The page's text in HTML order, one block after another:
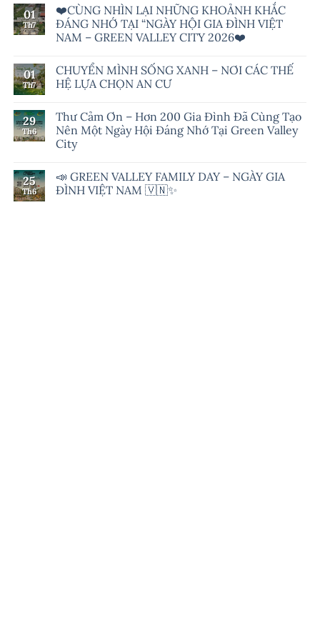
01
Th7
❤️CÙNG NHÌN LẠI NHỮNG KHOẢNH KHẮC
ĐÁNG NHỚ TẠI “NGÀY HỘI GIA ĐÌNH VIỆT
NAM – GREEN VALLEY CITY 2026❤️
01
Th7
CHUYỂN MÌNH SỐNG XANH – NƠI CÁC THẾ
HỆ LỰA CHỌN AN CƯ
29
Th6
Thư Cảm Ơn – Hơn 200 Gia Đình Đã Cùng Tạo
Nên Một Ngày Hội Đáng Nhớ Tại Green Valley
City
25
Th6
📣 GREEN VALLEY FAMILY DAY – NGÀY GIA
ĐÌNH VIỆT NAM 🇻🇳✨